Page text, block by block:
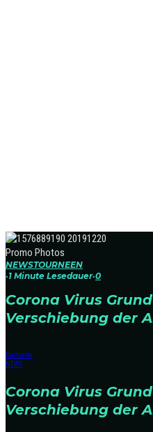
Promo Photos
NEWSTOURNEEN
·1 Minute Lesedauer·0
Corona Virus
Verschiebung der
Startseite
NEWS
Corona Virus
Verschiebung der